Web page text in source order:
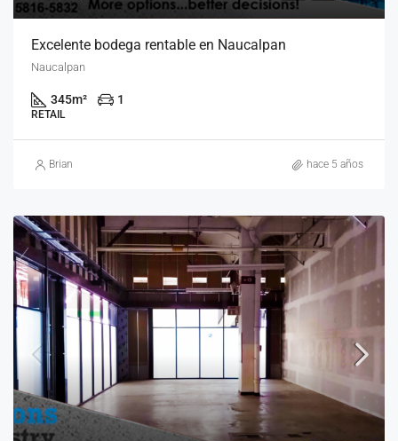
Excelente bodega rentable en Naucalpan
Naucalpan
345m² 1
RETAIL
Brian hace 5 años